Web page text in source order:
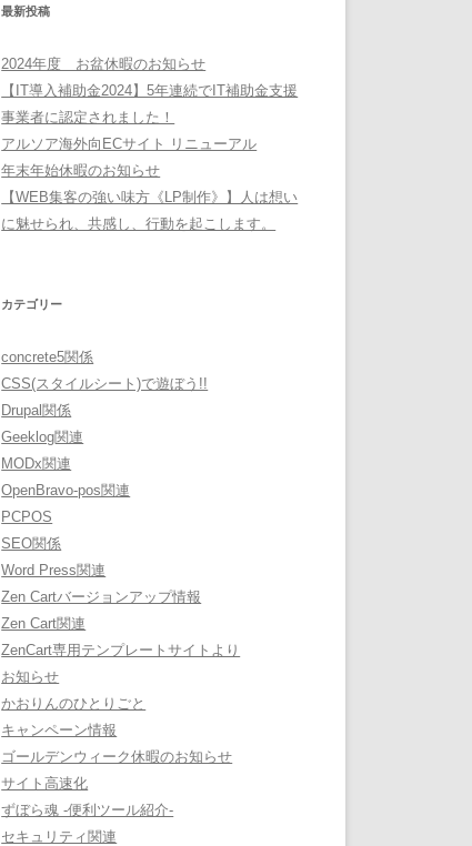
最新投稿
2024年度 お盆休暇のお知らせ
【IT導入補助金2024】5年連続でIT補助金支援
事業者に認定されました！
アルソア海外向ECサイト リニューアル
年末年始休暇のお知らせ
【WEB集客の強い味方《LP制作》】人は想い
に魅せられ、共感し、行動を起こします。
カテゴリー
concrete5関係
CSS(スタイルシート)で遊ぼう!!
Drupal関係
Geeklog関連
MODx関連
OpenBravo-pos関連
PCPOS
SEO関係
Word Press関連
Zen Cartバージョンアップ情報
Zen Cart関連
ZenCart専用テンプレートサイトより
お知らせ
かおりんのひとりごと
キャンペーン情報
ゴールデンウィーク休暇のお知らせ
サイト高速化
ずぼら魂 -便利ツール紹介-
セキュリティ関連